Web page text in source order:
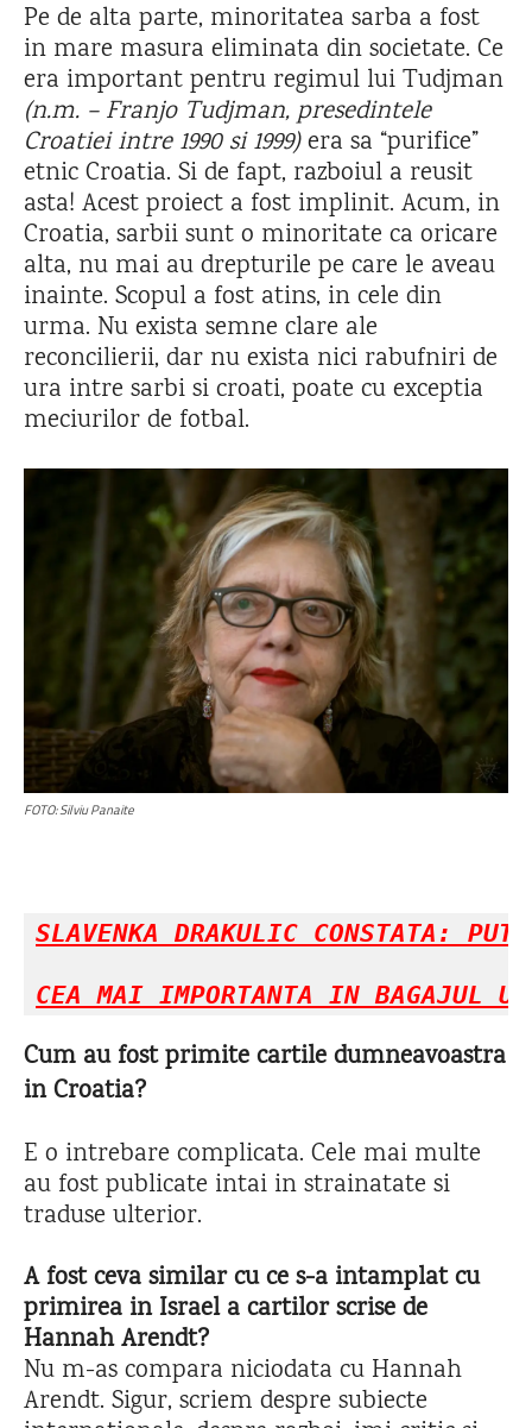
Pe de alta parte, minoritatea sarba a fost
in mare masura eliminata din societate. Ce
era important pentru regimul lui Tudjman
(n.m. – Franjo Tudjman, presedintele
Croatiei intre 1990 si 1999)era sa “purifice”
etnic Croatia. Si de fapt, razboiul a reusit
asta! Acest proiect a fost implinit. Acum, in
Croatia, sarbii sunt o minoritate ca oricare
alta, nu mai au drepturile pe care le aveau
inainte. Scopul a fost atins, in cele din
urma. Nu exista semne clare ale
reconcilierii, dar nu exista nici rabufniri de
ura intre sarbi si croati, poate cu exceptia
meciurilor de fotbal.
FOTO: Silviu Panaite
SLAVENKA DRAKULIC CONSTATA:
CEA MAI IMPORTANTA IN BAGAJUL
Cum au fost primite cartile dumneavoastra
in Croatia?
E o intrebare complicata. Cele mai multe
au fost publicate intai in strainatate si
traduse ulterior.
A fost ceva similar cu ce s-a intamplat cu
primirea in Israel a cartilor scrise de
Hannah Arendt?
Nu m-as compara niciodata cu Hannah
Arendt. Sigur, scriem despre subiecte